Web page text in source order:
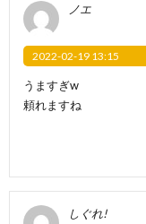
ノエ
2022-02-19 13:15
うますぎw
頼れますね
しぐれ!